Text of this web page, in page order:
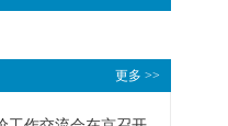
更多 >>